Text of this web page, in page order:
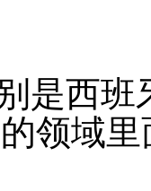
是西班
领域